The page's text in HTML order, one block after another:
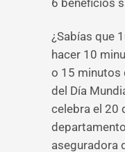
6 beneficios
¿Sabías que
hacer 10
o 15 minutos
del Día
celebra el 20
aseguradora